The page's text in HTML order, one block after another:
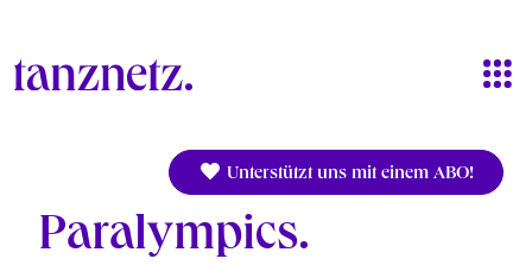
Unterstützt uns mit einem ABO!
Paralympics